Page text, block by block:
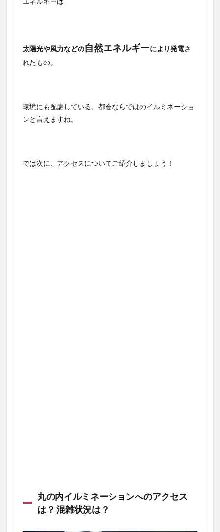
太陽光や風力などの自然エネルギーにより発電さ
れたもの。
環境にも配慮している、都会ならではのイルミネーショ
ンと言えますね。
では次に、アクセスについてご紹介しましょう！
丸の内イルミネーションへのアクセス
は？ 混雑状況は？